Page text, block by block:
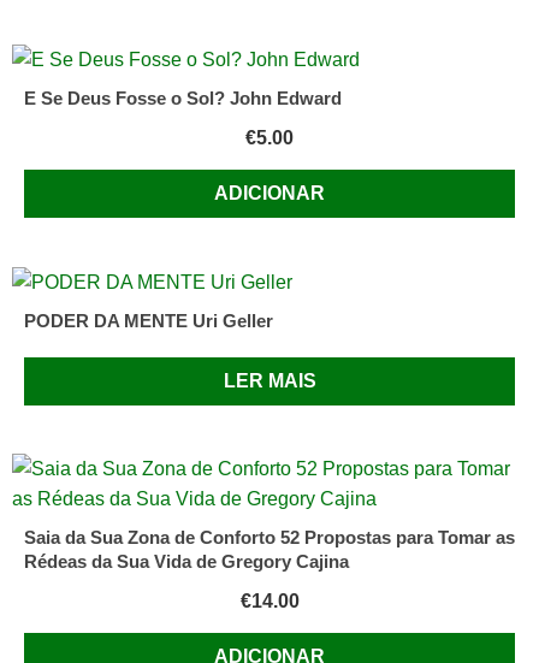
E Se Deus Fosse o Sol? John Edward
€5.00
ADICIONAR
PODER DA MENTE Uri Geller
LER MAIS
Saia da Sua Zona de Conforto 52 Propostas para Tomar as
Rédeas da Sua Vida de Gregory Cajina
€14.00
ADICIONAR